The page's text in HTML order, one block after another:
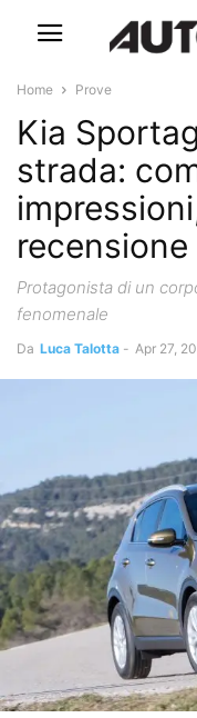
Home Prove
Kia
strada:
Protagonista di un
fenomenale
Da Luca Talotta - Apr 27,